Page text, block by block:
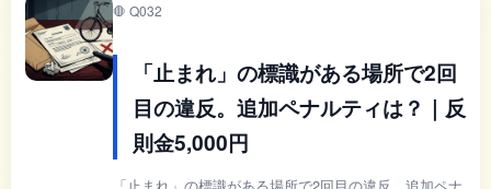
🛑 Q032
「止まれ」の標識がある場所で2回
目の違反。追加ペナルティは？｜反
則金5,000円